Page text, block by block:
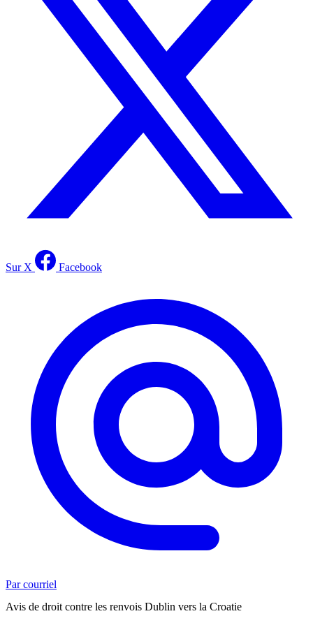
Sur X Facebook
Par courriel
Avis de droit contre les renvois Dublin vers la Croatie